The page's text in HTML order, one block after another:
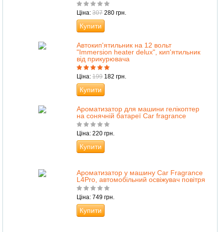
Ціна: 307 280 грн.
Купити
Автокип'ятильник на 12 вольт
"Immersion heater delux", кип'ятильник
від прикурювача
Ціна: 199 182 грн.
Купити
Ароматизатор для машини гелікоптер
на сонячній батареї Car fragrance
Ціна: 220 грн.
Купити
Ароматизатор у машину Car Fragrance
L4Pro, автомобільний освіжувач повітря
Ціна: 749 грн.
Купити